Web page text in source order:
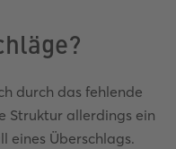
durch das fehlende
Struktur allerdings ein
eines Überschlags.